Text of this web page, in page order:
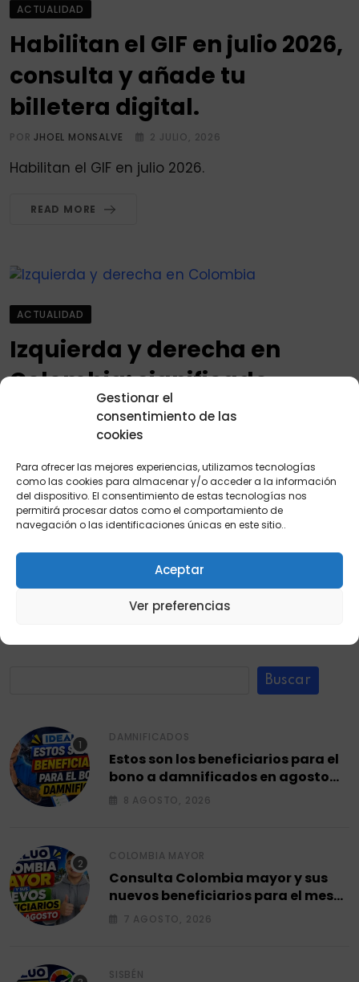
Gestionar el
consentimiento de las
cookies
Para ofrecer las mejores experiencias, utilizamos tecnologías
como las cookies para almacenar y/o acceder a la información
del dispositivo. El consentimiento de estas tecnologías nos
permitirá procesar datos como el comportamiento de
navegación o las identificaciones únicas en este sitio..
Aceptar
Ver preferencias
ACTUALIDAD
Habilitan el GIF en julio 2026,
consulta y añade tu
billetera digital.
PORJHOEL MONSALVE 2 JULIO, 2026
Habilitan el GIF en julio 2026.
READ MORE
ACTUALIDAD
Izquierda y derecha en
Colombia: significado,
diferencias y cómo influyen
en la política del país 2026.
PORJHOEL MONSALVE 2 JUNIO, 2026
Izquierda y derecha en Colombia.
Buscar
DAMNIFICADOS
Estos son los beneficiarios para el
bono a damnificados en agosto
2026.
8 AGOSTO, 2026
COLOMBIA MAYOR
Consulta Colombia mayor y sus
nuevos beneficiarios para el mes
de agosto 2026.
7 AGOSTO, 2026
SISBÉN